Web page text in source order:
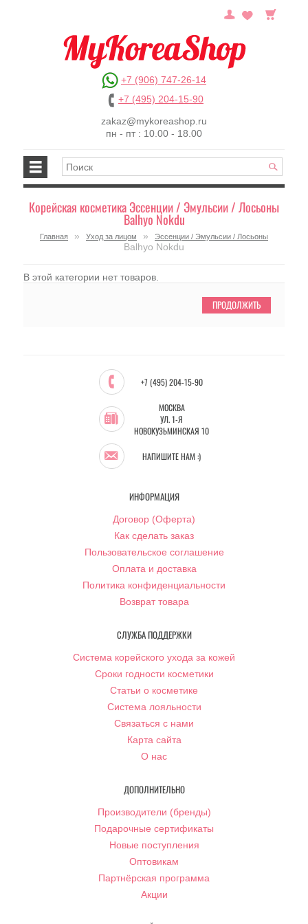
+7 (906) 747-26-14
+7 (495) 204-15-90
zakaz@mykoreashop.ru
пн - пт : 10.00 - 18.00
Корейская косметика Эссенции / Эмульсии / Лосьоны
Balhyo Nokdu
Главная » Уход за лицом » Эссенции / Эмульсии / Лосьоны
Balhyo Nokdu
В этой категории нет товаров.
ПРОДОЛЖИТЬ
+7 (495) 204-15-90
МОСКВА
УЛ. 1-Я
НОВОКУЗЬМИНСКАЯ 10
НАПИШИТЕ НАМ :)
ИНФОРМАЦИЯ
Договор (Оферта)
Как сделать заказ
Пользовательское соглашение
Оплата и доставка
Политика конфиденциальности
Возврат товара
СЛУЖБА ПОДДЕРЖКИ
Система корейского ухода за кожей
Сроки годности косметики
Статьи о косметике
Система лояльности
Связаться с нами
Карта сайта
О нас
ДОПОЛНИТЕЛЬНО
Производители (бренды)
Подарочные сертификаты
Новые поступления
Оптовикам
Партнёрская программа
Акции